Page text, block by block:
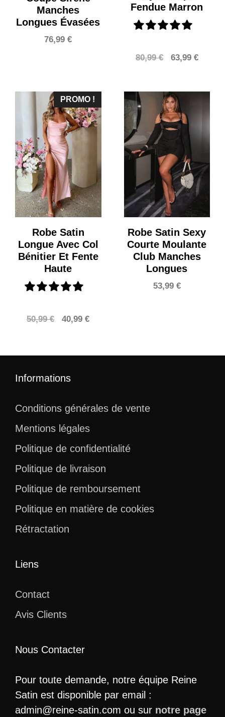
Manches
Longues Évasées
76,99€
Fendue Marron
80,99€
Le
était :
80,99 €.
63,99 €Le
est :
PROMO !
Robe Satin
Longue Avec Col
Bénitier Et Fente
Haute
50,99€
Le
était :
40,99€Le
est :
Robe Satin Sexy
Courte Moulante
Club Manches
Longues
53,99 €
Informations
Conditions générales de vente
Mentions légales
Politique de confidentialité
Politique de livraison
Politique de remboursement
Politique en matière de cookies
Rétractation
Liens
Contact
Avis Clients
Nous Contacter
Pour toute demande, notre équipe Reine
Satin est disponible par email :
admin@reine-satin.com ou sur notre page